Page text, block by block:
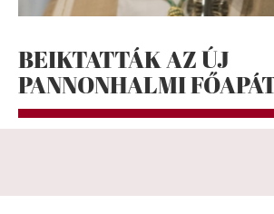
BEIKTATTÁK AZ ÚJ
PANNONHALMI